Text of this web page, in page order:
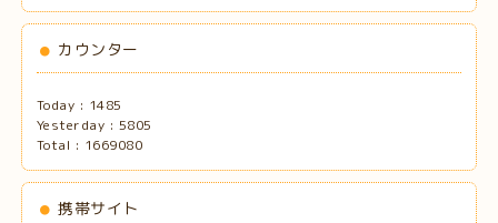
カウンター
Today : 1485
Yesterday : 5805
Total : 1669080
携帯サイト